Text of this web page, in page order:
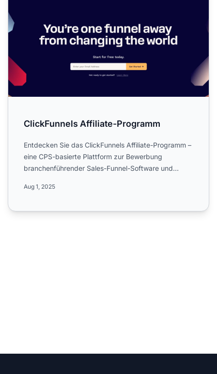
ClickFunnels Affiliate-Programm
Entdecken Sie das ClickFunnels Affiliate-Programm –
eine CPS-basierte Plattform zur Bewerbung
branchenführender Sales-Funnel-Software und
Aug 1, 2025